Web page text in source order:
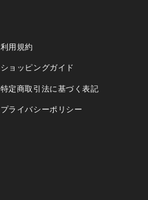
利用規約
ショッピングガイド
特定商取引法に基づく表記
プライバシーポリシー